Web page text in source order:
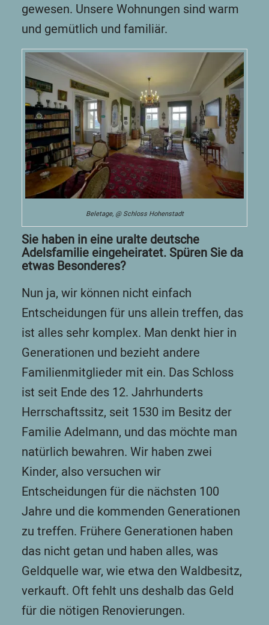
gewesen. Unsere Wohnungen sind warm
und gemütlich und familiär.
Beletage, @ Schloss Hohenstadt
Sie haben in eine uralte deutsche
Adelsfamilie eingeheiratet. Spüren Sie da
etwas Besonderes?
Nun ja, wir können nicht einfach
Entscheidungen für uns allein treffen, das
ist alles sehr komplex. Man denkt hier in
Generationen und bezieht andere
Familienmitglieder mit ein. Das Schloss
ist seit Ende des 12. Jahrhunderts
Herrschaftssitz, seit 1530 im Besitz der
Familie Adelmann, und das möchte man
natürlich bewahren. Wir haben zwei
Kinder, also versuchen wir
Entscheidungen für die nächsten 100
Jahre und die kommenden Generationen
zu treffen. Frühere Generationen haben
das nicht getan und haben alles, was
Geldquelle war, wie etwa den Waldbesitz,
verkauft. Oft fehlt uns deshalb das Geld
für die nötigen Renovierungen.